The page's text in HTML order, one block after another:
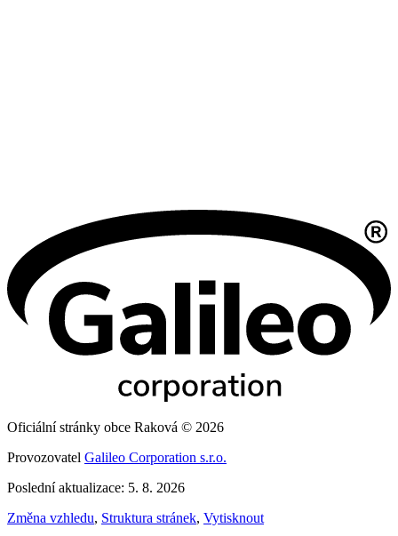
Oficiální stránky obce Raková © 2026
Provozovatel Galileo Corporation s.r.o.
Poslední aktualizace: 5. 8. 2026
Změna vzhledu, Struktura stránek, Vytisknout